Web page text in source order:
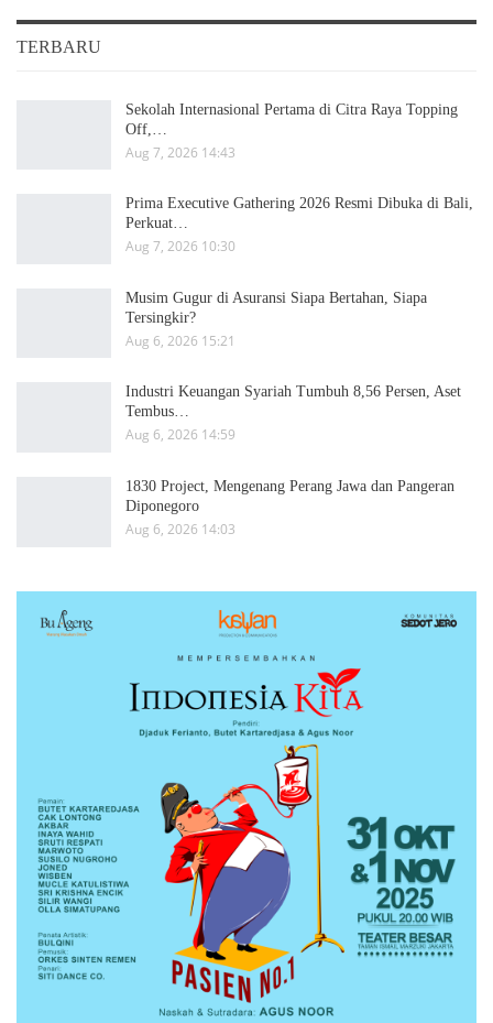
TERBARU
Sekolah Internasional Pertama di Citra Raya Topping
Off,…
Aug 7, 2026 14:43
Prima Executive Gathering 2026 Resmi Dibuka di Bali,
Perkuat…
Aug 7, 2026 10:30
Musim Gugur di Asuransi Siapa Bertahan, Siapa
Tersingkir?
Aug 6, 2026 15:21
Industri Keuangan Syariah Tumbuh 8,56 Persen, Aset
Tembus…
Aug 6, 2026 14:59
1830 Project, Mengenang Perang Jawa dan Pangeran
Diponegoro
Aug 6, 2026 14:03